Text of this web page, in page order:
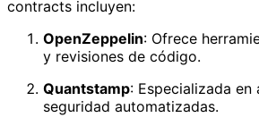
contracts incluyen:
OpenZeppelin: Ofrece
y revisiones de código.
Quantstamp: Especializada en
seguridad automatizadas.